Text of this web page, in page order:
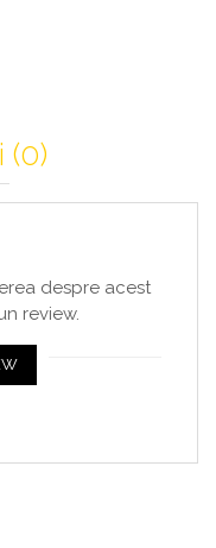
(0)
despre acest
review.